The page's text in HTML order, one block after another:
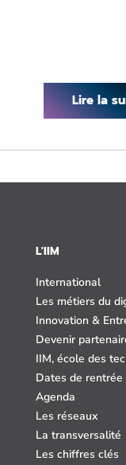
Lire la
L'IIM
International
Les métiers du
Innovation &
Devenir
IIM, école des
Dates de rentrée
Agenda
Les réseaux
La transversalité
Les chiffres clés